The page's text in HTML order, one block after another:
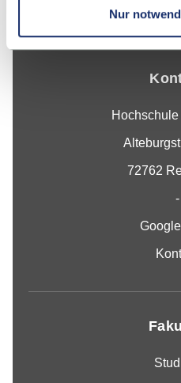
Nur
72762
-